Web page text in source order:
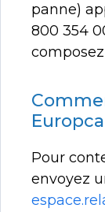
panne)
800 354
composez
Pour
envoyez